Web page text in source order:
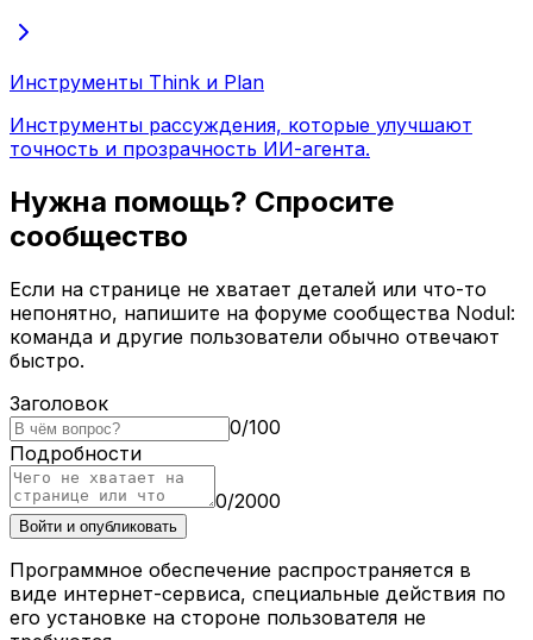
Инструменты Think и Plan
Инструменты рассуждения, которые улучшают
точность и прозрачность ИИ-агента.
Нужна помощь? Спросите
сообщество
Если на странице не хватает деталей или что-то
непонятно, напишите на форуме сообщества Nodul:
команда и другие пользователи обычно отвечают
быстро.
Заголовок
0/100
Подробности
0/2000
Войти и опубликовать
Программное обеспечение распространяется в
виде интернет-сервиса, специальные действия по
его установке на стороне пользователя не